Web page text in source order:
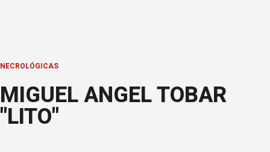
NECROLÓGICAS
MIGUEL ANGEL TOBAR
"LITO"